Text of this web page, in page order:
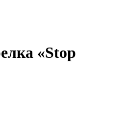
«Stop